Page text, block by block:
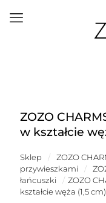
ZOZO
w kształcie
Sklep /
ZOZO
przywieszkami
/
łańcuszki
/ ZOZO
kształcie węża (1,5 cm)